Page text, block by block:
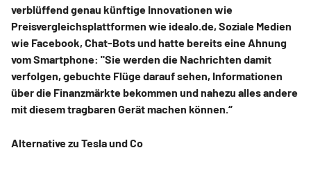
verblüffend genau künftige Innovationen wie
Preisvergleichsplattformen wie idealo.de, Soziale Medien
wie Facebook, Chat-Bots und hatte bereits eine Ahnung
vom Smartphone: "Sie werden die Nachrichten damit
verfolgen, gebuchte Flüge darauf sehen, Informationen
über die Finanzmärkte bekommen und nahezu alles andere
mit diesem tragbaren Gerät machen können.“
Alternative zu Tesla und Co